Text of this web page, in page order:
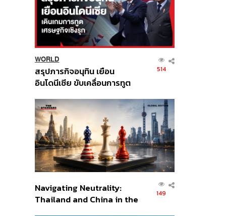
WORLD
สรุปภารกิจอนุทิน เยือน
อินโดนีเซีย ขับเคลื่อนการทูต
ส่วนยุทธศาสตร์ไทย –
อินโดนีเซีย
514
Navigating Neutrality:
Thailand and China in the
149